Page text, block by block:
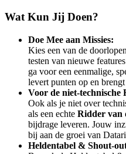
Wat Kun Jij Doen?
Doe Mee aan Missies:
Kies een van de
testen van nieuwe
ga voor een eenmalige,
levert punten op en
Voor de niet-technische
Ook als je niet over
als een echte Ridder van
bijdrage leveren. Jouw
bij aan de groei van
Heldentabel & Shout-